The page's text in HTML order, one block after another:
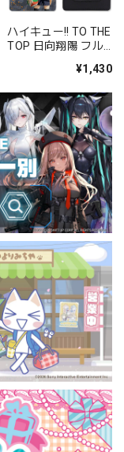
ハイキュー!! TO THE
TOP 日向翔陽 フル
¥1,430